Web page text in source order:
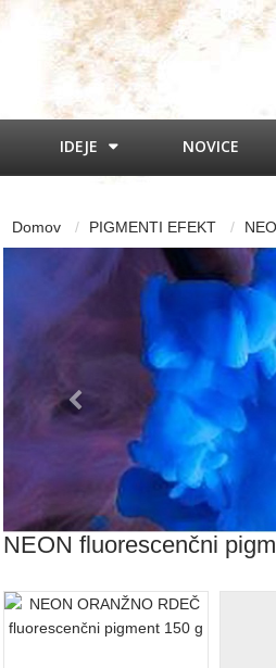
IDEJE NOVICE
Domov PIGMENTI EFEKT
NEON fluorescenčni